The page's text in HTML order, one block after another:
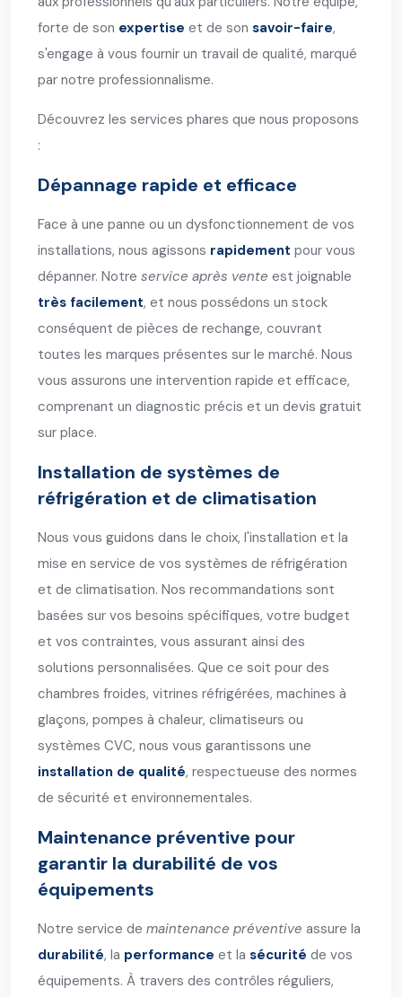
forte de son expertise et de son savoir-faire,
s'engage à vous fournir un travail de qualité, marqué
par notre professionnalisme.
Découvrez les services phares que nous proposons
:
Dépannage rapide et efficace
Face à une panne ou un dysfonctionnement de vos
installations, nous agissons rapidement pour vous
dépanner. Notre service après vente est joignable
très facilement, et nous possédons un stock
conséquent de pièces de rechange, couvrant
toutes les marques présentes sur le marché. Nous
vous assurons une intervention rapide et efficace,
comprenant un diagnostic précis et un devis gratuit
sur place.
Installation de systèmes de
réfrigération et de climatisation
Nous vous guidons dans le choix, l'installation et la
mise en service de vos systèmes de réfrigération
et de climatisation. Nos recommandations sont
basées sur vos besoins spécifiques, votre budget
et vos contraintes, vous assurant ainsi des
solutions personnalisées. Que ce soit pour des
chambres froides, vitrines réfrigérées, machines à
glaçons, pompes à chaleur, climatiseurs ou
systèmes CVC, nous vous garantissons une
installation de qualité, respectueuse des normes
de sécurité et environnementales.
Maintenance préventive pour
garantir la durabilité de vos
équipements
Notre service de maintenance préventive assure la
durabilité, la performance et la sécurité de vos
équipements. À travers des contrôles réguliers,